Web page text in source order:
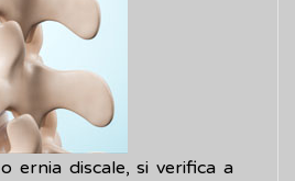
ernia discale, si verifica a